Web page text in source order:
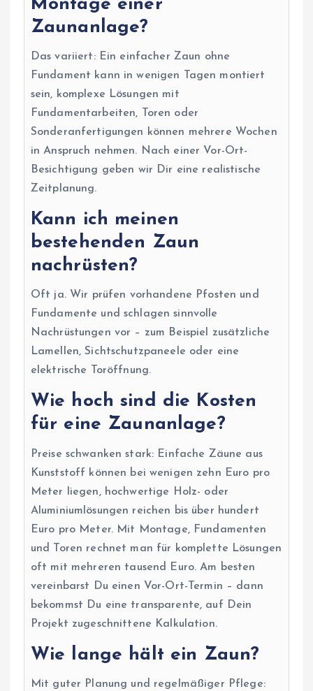
Montage einer
Zaunanlage?
Das variiert: Ein einfacher Zaun ohne
Fundament kann in wenigen Tagen montiert
sein, komplexe Lösungen mit
Fundamentarbeiten, Toren oder
Sonderanfertigungen können mehrere Wochen
in Anspruch nehmen. Nach einer Vor-Ort-
Besichtigung geben wir Dir eine realistische
Zeitplanung.
Kann ich meinen
bestehenden Zaun
nachrüsten?
Oft ja. Wir prüfen vorhandene Pfosten und
Fundamente und schlagen sinnvolle
Nachrüstungen vor – zum Beispiel zusätzliche
Lamellen, Sichtschutzpaneele oder eine
elektrische Toröffnung.
Wie hoch sind die Kosten
für eine Zaunanlage?
Preise schwanken stark: Einfache Zäune aus
Kunststoff können bei wenigen zehn Euro pro
Meter liegen, hochwertige Holz- oder
Aluminiumlösungen reichen bis über hundert
Euro pro Meter. Mit Montage, Fundamenten
und Toren rechnet man für komplette Lösungen
oft mit mehreren tausend Euro. Am besten
vereinbarst Du einen Vor-Ort-Termin – dann
bekommst Du eine transparente, auf Dein
Projekt zugeschnittene Kalkulation.
Wie lange hält ein Zaun?
Mit guter Planung und regelmäßiger Pflege: